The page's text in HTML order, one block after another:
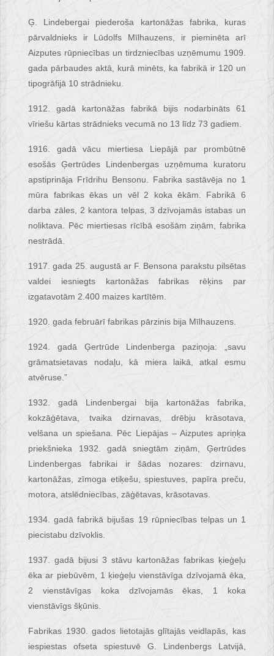
Ģ. Lindebergai piederoša kartonāžas fabrika, kuras
pārvaldnieks ir Lūdolfs Mīlhauzens, ir pieminēta arī
Aizputes rūpniecības un tirdzniecības uzņēmumu 1909.
gada pārbaudes aktā, kurā minēts, ka fabrikā ir 120 un
tipogrāfijā 10 strādnieku.
1912. gadā kartonāžas fabrikā bijis nodarbināts 61
vīriešu kārtas strādnieks vecumā no 13 līdz 73 gadiem.
1916. gadā vācu miertiesa Liepājā par prombūtnē
esošās Ģertrūdes Lindenbergas uzņēmuma kuratoru
apstiprināja Frīdrihu Bensonu. Fabrika sastāvēja no 1
mūra fabrikas ēkas un vēl 2 koka ēkām. Fabrikā 6
darba zāles, 2 kantora telpas, 3 dzīvojamās istabas un
noliktava. Pēc miertiesas rīcībā esošām ziņām, fabrika
nestrādā.
1917. gada 25. augustā ar F. Bensona parakstu pilsētas
valdei iesniegts kartonāžas fabrikas rēķins par
izgatavotām 2.400 maizes kartītēm.
1920. gada februārī fabrikas pārzinis bija Mīlhauzens.
1924. gadā Ģertrūde Lindenberga paziņoja: „savu
grāmatsietavas nodaļu, kā miera laikā, atkal esmu
atvēruse.”
1932. gadā Lindenbergai bija kartonāžas fabrika,
kokzāģētava, tvaika dzirnavas, drēbju krāsotava,
velšana un spiešana. Pēc Liepājas – Aizputes apriņķa
priekšnieka 1932. gadā sniegtām ziņām, Ģertrūdes
Lindenbergas fabrikai ir šādas nozares: dzirnavu,
kartonāžas, zīmoga etiķešu, spiestuves, papīra preču,
motora, atslēdniecības, zāģētavas, krāsotavas.
1934. gadā fabrikā bijušas 19 rūpniecības telpas un 1
piecistabu dzīvoklis.
1937. gadā bijusi 3 stāvu kartonāžas fabrikas ķieģeļu
ēka ar piebūvēm, 1 ķieģeļu vienstāvīga dzīvojamā ēka,
2 vienstāvīgas koka dzīvojamās ēkas, 1 koka
vienstāvīgs šķūnis.
Fabrikas 1930. gados lietotajās glītajās veidlapās, kas
iespiestas ofseta spiestuvē G. Lindenbergs Latvijā,